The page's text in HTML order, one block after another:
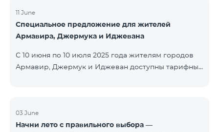
Russian Информационный 230 AMEDIA Фильмы 231
AMEDIA 2 Фильмы 232 AMEDIA HIT Фильмы 233
11 June
Специальное предложение для жителей
Армавира, Джермука и Иджевана
С 10 июня по 10 июля 2025 года жителям городов
Армавир, Джермук и Иджеван доступны тарифные
предоставляется 50% скидка на первые 6 месяцев
при условии годовой подписки (12 месяцев).
03 June
Начни лето с правильного выбора —